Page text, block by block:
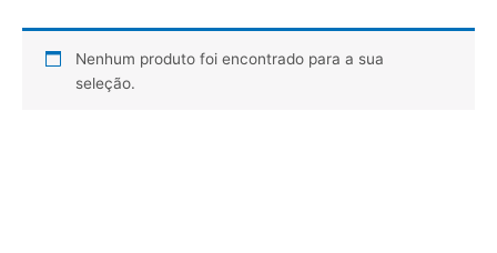
Nenhum produto foi encontrado para a sua
seleção.